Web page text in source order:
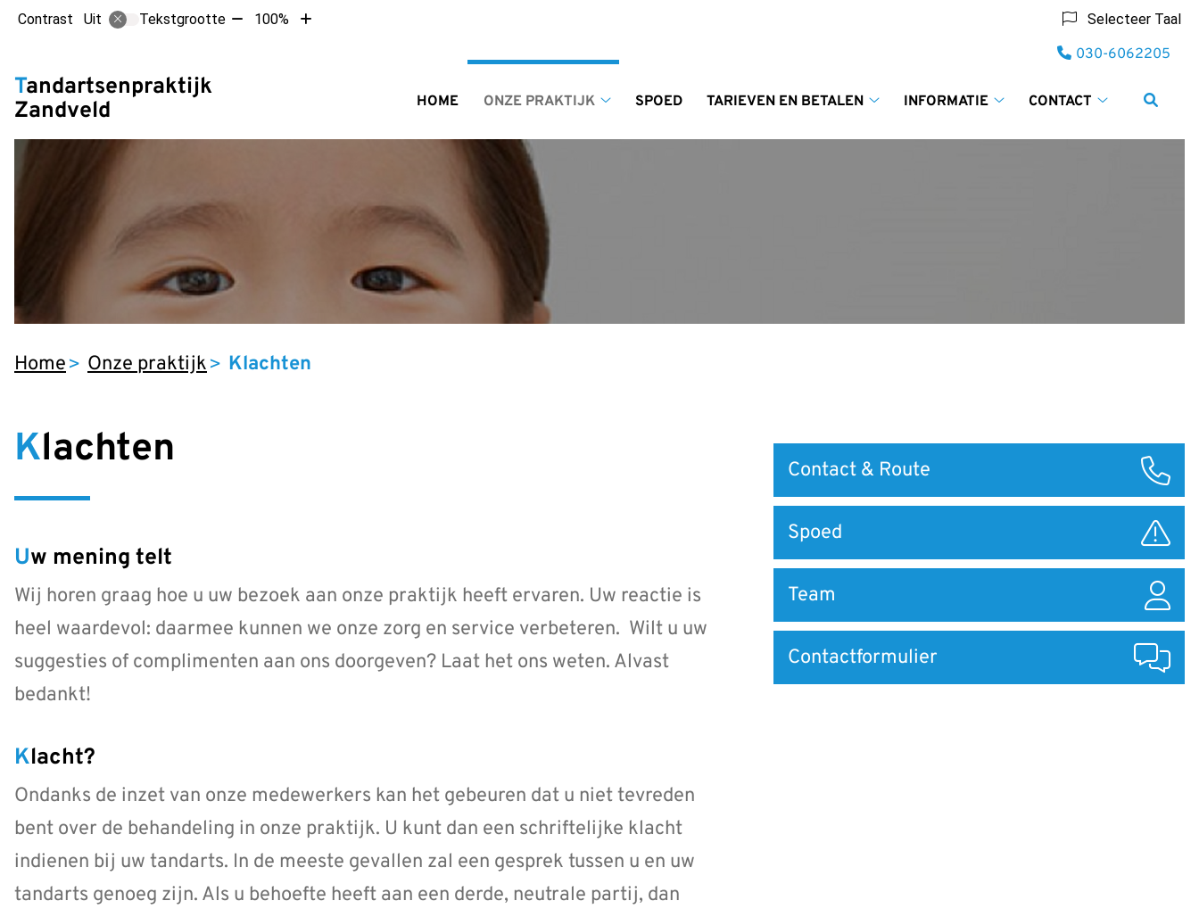
Contrast Uit Tekstgrootte Tekst100%
Tekst
Selecteer Taal
Tandartsenpraktijk
Zandveld
HOME
ONZE PRAKTIJK
praktijk
SPOED
TARIEVEN EN BETALEN
en
INFORMATIE
submenu
CONTACT
submenu
Tel:
030-6062205
Home Onze praktijk Klachten
Klachten
Uw mening telt
Wij horen graag hoe u uw bezoek aan onze praktijk heeft ervaren. Uw reactie is
heel waardevol: daarmee kunnen we onze zorg en service verbeteren. Wilt u uw
suggesties of complimenten aan ons doorgeven? Laat het ons weten. Alvast
bedankt!
Klacht?
Ondanks de inzet van onze medewerkers kan het gebeuren dat u niet tevreden
bent over de behandeling in onze praktijk. U kunt dan een schriftelijke klacht
indienen bij uw tandarts. In de meeste gevallen zal een gesprek tussen u en uw
tandarts genoeg zijn. Als u behoefte heeft aan een derde, neutrale partij, dan
naar
Contact & Route
Spoed
Team
Contactformulier